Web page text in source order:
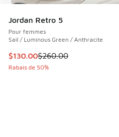
Jordan Retro 5
Pour femmes
Sail / Luminous Green / Anthracite
Cet article est en solde. Le
$130.00$260.00
Rabais de 50%